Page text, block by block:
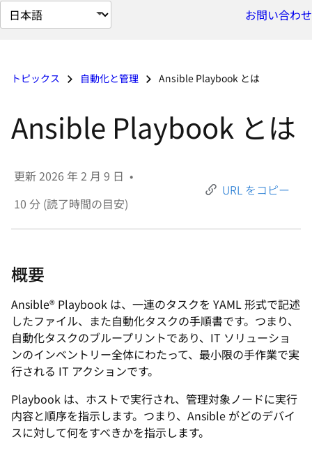
ペ
ー
選
だ
い
お問い合わせ
トピックス 自動化と管理 Ansible Playbook とは
Ansible Playbook とは
更新2026 年 2 月 9 日 •
10 分 (読了時間の目安)
URL をコピー
概要
Ansible® Playbook は、一連のタスクを YAML 形式で記述
したファイル、また自動化タスクの手順書です。つまり、
自動化タスクのブループリントであり、IT ソリューショ
ンのインベントリー全体にわたって、最小限の手作業で実
行される IT アクションです。
Playbook は、ホストで実行され、管理対象ノードに実行
内容と順序を指示します。つまり、Ansible がどのデバイ
スに対して何をすべきかを指示します。